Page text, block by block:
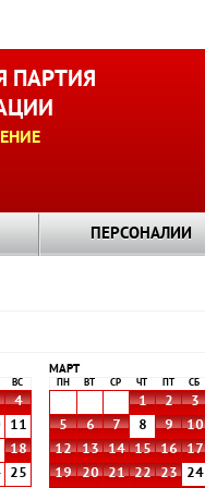
ПАРТИЯ
ПЕРСОНАЛИИ
ВС
4
11
18
25
МАРТ
ПН ВТ СР ЧТ СБ
1 2 3
5
6 7 8 9 10
12
13 14 15 16 17
19
20 21 22 23 24